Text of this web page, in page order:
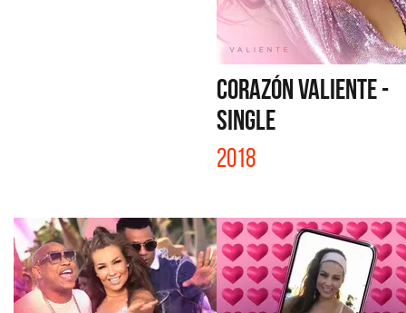
CORAZÓN VALIENTE -
SINGLE
2018